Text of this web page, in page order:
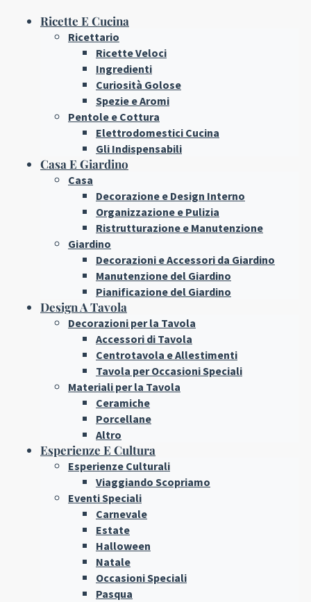
Ricette E Cucina
Ricettario
Ricette Veloci
Ingredienti
Curiosità Golose
Spezie e Aromi
Pentole e Cottura
Elettrodomestici Cucina
Gli Indispensabili
Casa E Giardino
Casa
Decorazione e Design Interno
Organizzazione e Pulizia
Ristrutturazione e Manutenzione
Giardino
Decorazioni e Accessori da Giardino
Manutenzione del Giardino
Pianificazione del Giardino
Design A Tavola
Decorazioni per la Tavola
Accessori di Tavola
Centrotavola e Allestimenti
Tavola per Occasioni Speciali
Materiali per la Tavola
Ceramiche
Porcellane
Altro
Esperienze E Cultura
Esperienze Culturali
Viaggiando Scopriamo
Eventi Speciali
Carnevale
Estate
Halloween
Natale
Occasioni Speciali
Pasqua